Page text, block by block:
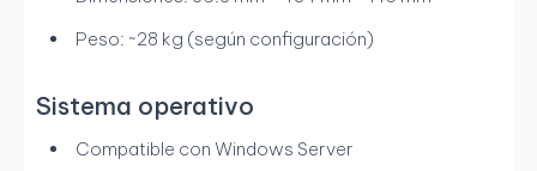
Peso: ~28 kg (según configuración)
Sistema operativo
Compatible con Windows Server